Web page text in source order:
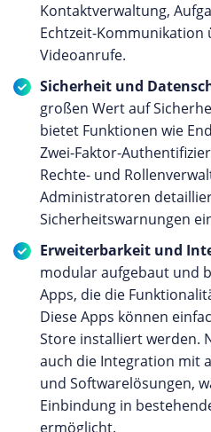
Kontaktverwaltung,
Echtzeit-Kommunikation
Videoanrufe.
Sicherheit und
großen Wert auf
bietet Funktionen wie
Zwei-Faktor-
Rechte- und
Administratoren
Sicherheitswarnungen
Erweiterbarkeit und
modular aufgebaut und
Apps, die die
Diese Apps können
Store installiert werden.
auch die Integration mit
und Softwarelösungen,
Einbindung in
ermöglicht.